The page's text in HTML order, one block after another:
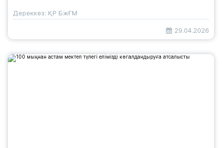
Дереккөз: ҚР БжҒМ
29.04.2026